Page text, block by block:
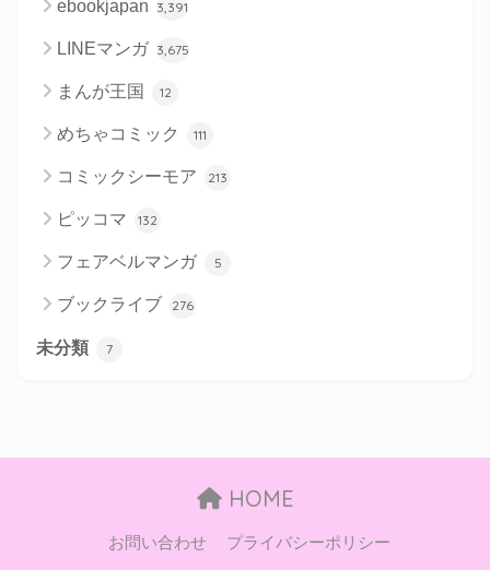
ebookjapan 3,391
LINEマンガ 3,675
まんが王国 12
めちゃコミック 111
コミックシーモア 213
ピッコマ 132
フェアベルマンガ 5
ブックライブ 276
未分類 7
HOME
お問い合わせ プライバシーポリシー